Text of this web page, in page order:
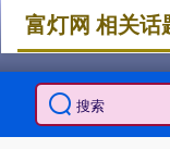
富灯网 相关话